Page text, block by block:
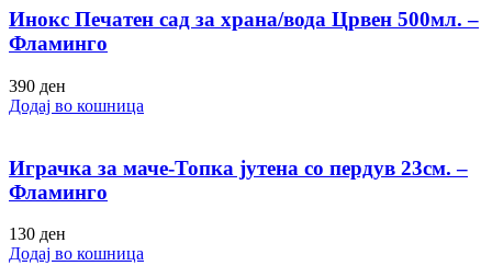
Инокс Печатен сад за храна/вода Црвен 500мл. –
Фламинго
390 ден
Додај во кошница
Играчка за маче-Топка јутена со пердув 23см. –
Фламинго
130 ден
Додај во кошница